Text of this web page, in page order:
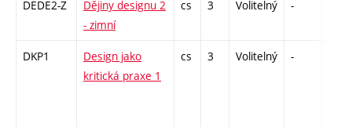
DEDE2-Z
Dějiny designu 2
- zimní
cs 3 Volitelný -
DKP1
Design jako
kritická praxe 1
cs 3 Volitelný -